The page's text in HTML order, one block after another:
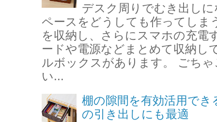
デスク周りでむき出し
ペースをどうしても作ってしま
を収納し、さらにスマホの充電
ードや電源などまとめて収納し
ルボックスがあります。 ごち
い...
棚の隙間を有効活用で
の引き出しにも最適